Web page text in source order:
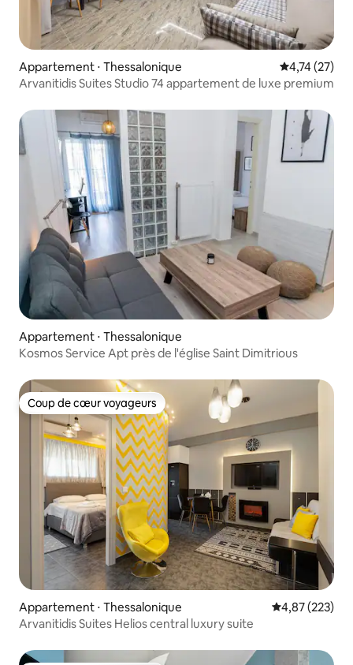
Appartement ⋅ Thessalonique Évaluation
4,74 (27)
Arvanitidis Suites Studio 74 appartement de luxe premium
Appartement ⋅ Thessalonique
Kosmos Service Apt près de l'église Saint Dimitrious
Coup de cœur voyageurs
Coup de cœur voyageurs
Appartement ⋅ Thessalonique Évaluation
4,87 (223)
Arvanitidis Suites Helios central luxury suite